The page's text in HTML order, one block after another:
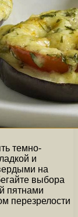
темно-
и
на
выбора
пятнами
перезрелости